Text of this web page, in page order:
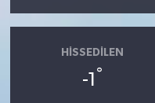
HISSEDILEN
-1 °